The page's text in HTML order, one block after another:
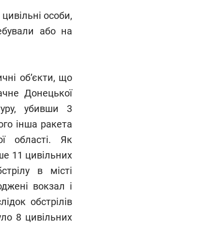
особи,
або на
об’єкти, що
Донецької
убивши 3
інша ракета
області. Як
11 цивільних
в місті
вокзал і
обстрілів
8 цивільних